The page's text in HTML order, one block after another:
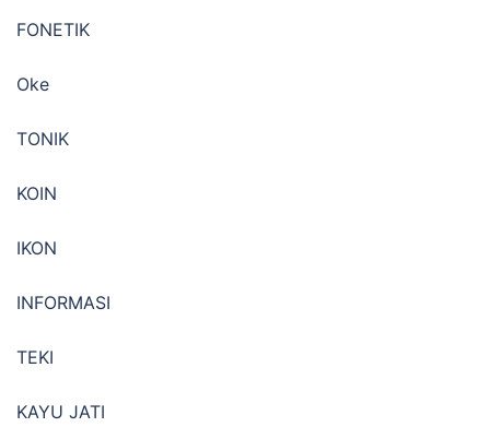
FONETIK
Oke
TONIK
KOIN
IKON
INFORMASI
TEKI
KAYU JATI